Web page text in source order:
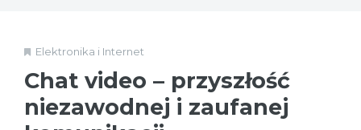
Elektronika i Internet
Chat video – przyszłość
niezawodnej i zaufanej